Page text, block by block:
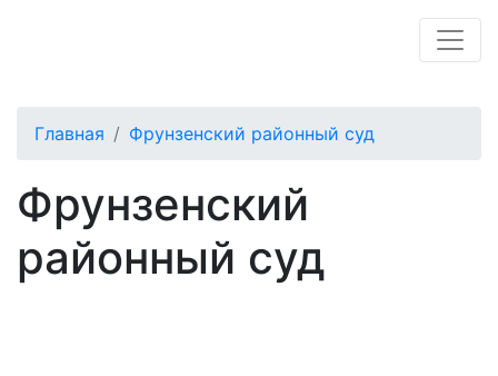
Главная Фрунзенский районный суд
Фрунзенский
районный суд